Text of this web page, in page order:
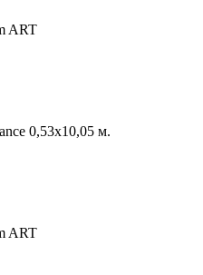
ART
0,53x10,05 м.
ART